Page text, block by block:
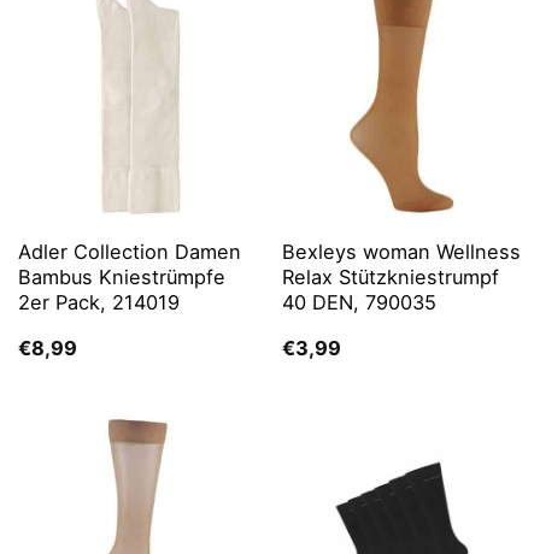
Adler Collection Damen
Bambus Kniestrümpfe
2er Pack, 214019
€8,99
Bexleys woman Wellness
Relax Stützkniestrumpf
40 DEN, 790035
€3,99